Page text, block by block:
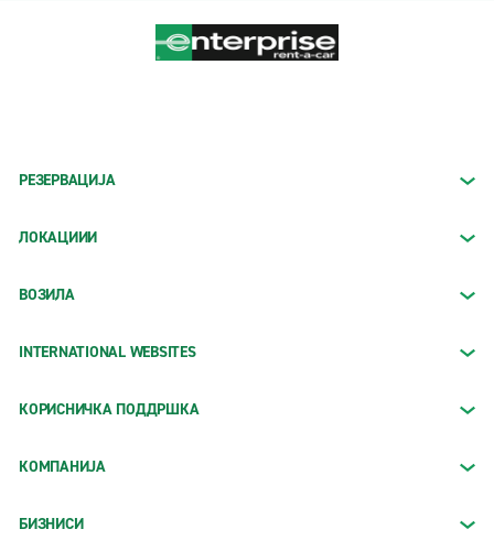
РЕЗЕРВАЦИЈА
ЛОКАЦИИИ
ВОЗИЛА
INTERNATIONAL WEBSITES
КОРИСНИЧКА ПОДДРШКА
КОМПАНИЈА
БИЗНИСИ